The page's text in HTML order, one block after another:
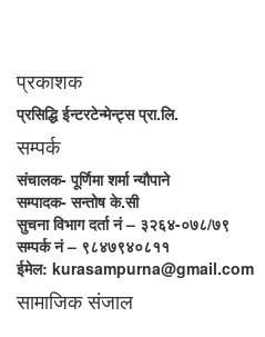
प्रकाशक
प्रसिद्धि ईन्टरटेन्मेन्ट्स प्रा.लि.
सम्पर्क
संचालक- पूर्णिमा शर्मा न्यौपाने
सम्पादक- सन्तोष के.सी
सुचना विभाग दर्ता नं – ३२६४-०७८/७९
सम्पर्क नं – ९८४७९४०८११
ईमेल: kurasampurna@gmail.com
सामाजिक संजाल